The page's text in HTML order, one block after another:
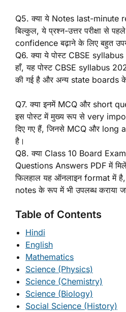
Q5. क्या ये Notes last-minute
बिल्कुल, ये प्रश्न-उत्तर परीक्षा से
confidence बढ़ाने के लिए बहुत
Q6. क्या ये पोस्ट CBSE
हाँ, यह पोस्ट CBSE syllabus
की गई है और अन्य state boards के
Q7. क्या इनमें MCQ और short
इस पोस्ट में मुख्य रूप से very
दिए गए हैं, जिनसे MCQ और long
है।
Q8. क्या Class 10 Board
Questions Answers PDF में
फिलहाल यह ऑनलाइन format में है,
notes के रूप में भी उपलब्ध कराया
Table of Contents
Hindi
English
Mathematics
Science (Physics)
Science (Chemistry)
Science (Biology)
Social Science (History)